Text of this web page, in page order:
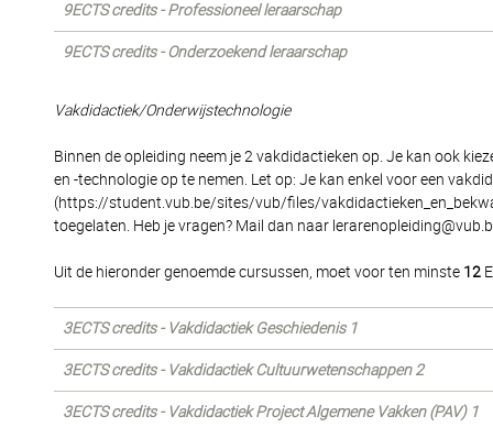
9ECTS credits - Professioneel leraarschap
9ECTS credits - Onderzoekend leraarschap
Vakdidactiek/Onderwijstechnologie
Binnen de opleiding neem je 2 vakdidactieken op. Je kan ook
en -technologie op te nemen. Let op: Je kan enkel voor een
(https://student.vub.be/sites/vub/files/
toegelaten. Heb je vragen? Mail dan naar
Uit de hieronder genoemde cursussen, moet voor ten minste 12
3ECTS credits - Vakdidactiek Geschiedenis 1
3ECTS credits - Vakdidactiek Cultuurwetenschappen 2
3ECTS credits - Vakdidactiek Project Algemene Vakken (PAV) 1